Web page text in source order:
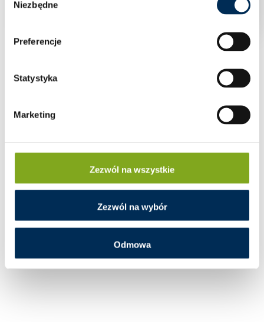
zgody
Niezbędne
Preferencje
Statystyka
Marketing
Zezwól na wszystkie
Zezwól na wybór
Odmowa
Zaloguj się aby zobaczyć cenę